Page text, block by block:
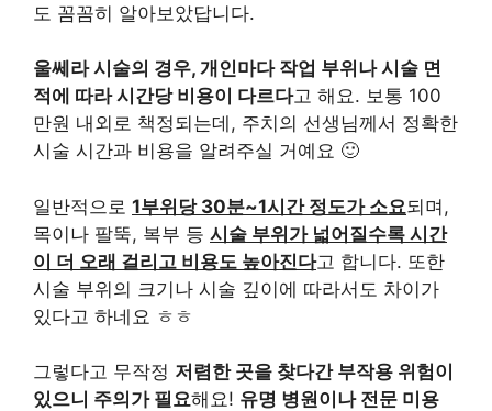
도 꼼꼼히 알아보았답니다.
울쎄라 시술의 경우, 개인마다 작업 부위나 시술 면
적에 따라 시간당 비용이 다르다고 해요. 보통 100
만원 내외로 책정되는데, 주치의 선생님께서 정확한
시술 시간과 비용을 알려주실 거예요 🙂
일반적으로 1부위당 30분~1시간 정도가 소요되며,
목이나 팔뚝, 복부 등 시술 부위가 넓어질수록 시간
이 더 오래 걸리고 비용도 높아진다고 합니다. 또한
시술 부위의 크기나 시술 깊이에 따라서도 차이가
있다고 하네요 ㅎㅎ
그렇다고 무작정 저렴한 곳을 찾다간 부작용 위험이
있으니 주의가 필요해요! 유명 병원이나 전문 미용